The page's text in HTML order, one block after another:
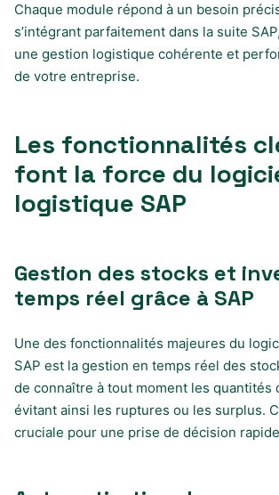
Chaque module répond à un besoin
s’intégrant parfaitement dans la suite
une gestion logistique cohérente et
de votre entreprise.
Les fonctionnalités
font la force du
logistique SAP
Gestion des stocks et
temps réel grâce à SAP
Une des fonctionnalités majeures du
SAP est la gestion en temps réel des
de connaître à tout moment les quantités
évitant ainsi les ruptures ou les surplus.
cruciale pour une prise de décision